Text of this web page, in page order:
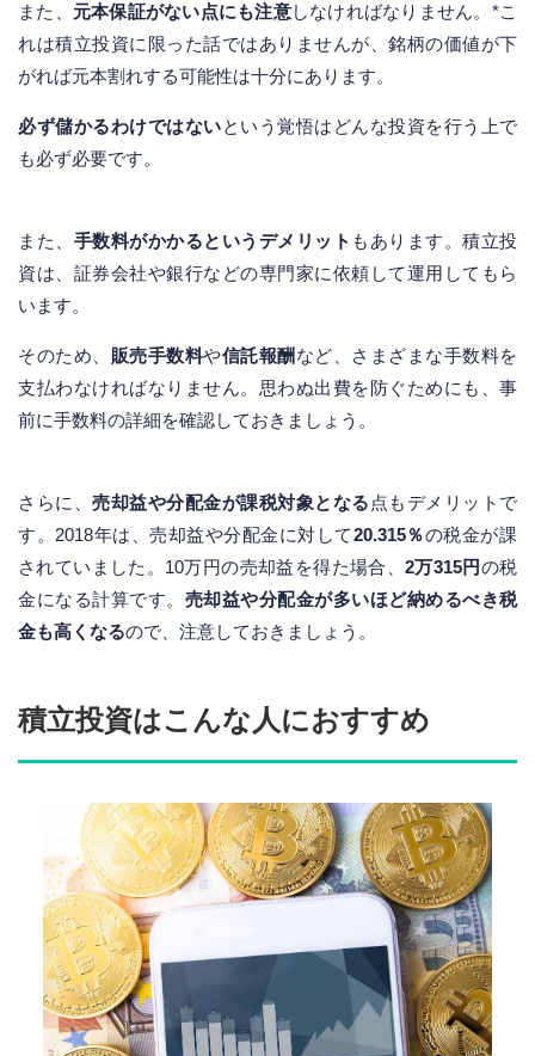
また、 元本保証がない点にも注意しなければなりません。*こ
れは積立投資に限った話ではありませんが、銘柄の価値が下
がれば元本割れする可能性は十分にあります。
必ず儲かるわけではないという覚悟はどんな投資を行う上で
も必ず必要です。
また、 手数料がかかるというデメリット もあります。積立投
資は、証券会社や銀行などの専門家に依頼して運用してもら
います。
そのため、 販売手数料や信託報酬など、さまざまな手数料を
支払わなければなりません。思わぬ出費を防ぐためにも、事
前に手数料の詳細を確認しておきましょう。
さらに、 売却益や分配金が課税対象となる 点もデメリットで
す。2018年は、売却益や分配金に対して20.315％の税金が課
されていました。10万円の売却益を得た場合、2万315円の税
金になる計算です。 売却益や分配金が多いほど納めるべき税
金も高くなるので、注意しておきましょう。
積立投資はこんな人におすすめ